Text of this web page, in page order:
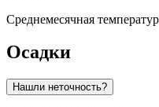
Среднемесячная
Осадки
Нашли неточность?